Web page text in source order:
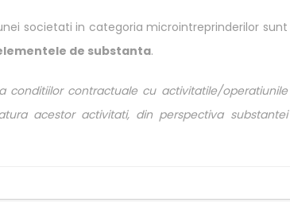
societati in categoria microintreprinderilor sunt
de substanta.
contractuale cu activitatile/operatiunile
acestor activitati, din perspectiva substantei